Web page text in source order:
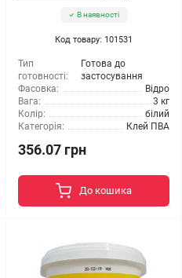
В наявності
Код товару: 101531
Тип
готовності:
Готова до
застосування
Фасовка:
Відро
Вага:
3 кг
Колір:
білий
Категорія:
Клей ПВА
356.07 грн
До кошика